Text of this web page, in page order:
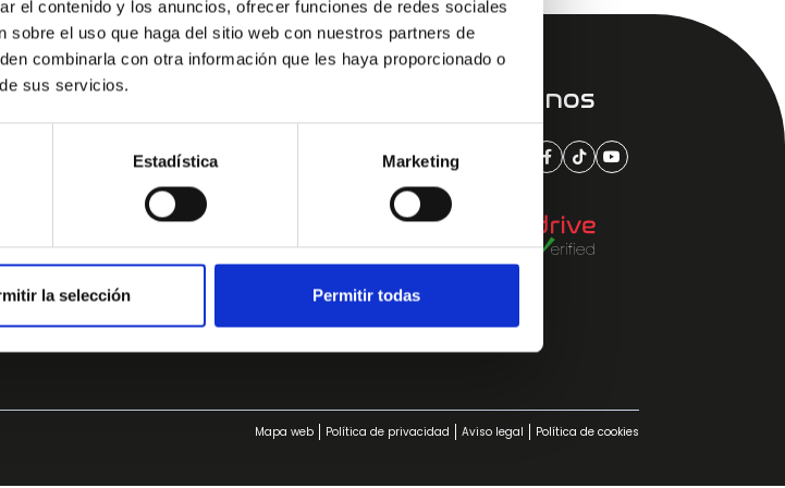
el contenido y los anuncios, ofrecer funciones de redes sociales
el uso que haga del sitio web con nuestros partners de
combinarla con otra información que les haya proporcionado o
sus servicios.
Estadística Marketing
la selección Permitir todas
en Almería
en Valencia
Seguros de Coche
Síguenos
Mapa web Política de privacidad Aviso legal Política de cookies